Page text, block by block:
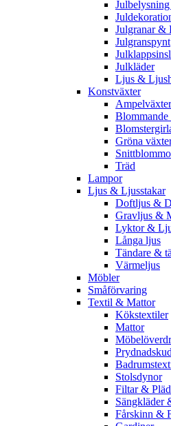
Julgranar &
Julgranspynt
Julkläder
Ljus &
Konstväxter
Ampelväxter
Blommande
Gröna
Träd
Lampor
Ljus & Ljusstakar
Doftljus &
Gravljus &
Lyktor &
Långa ljus
Tändare &
Värmeljus
Möbler
Småförvaring
Textil & Mattor
Kökstextiler
Mattor
Stolsdynor
Filtar &
Sängkläder
Fårskinn &